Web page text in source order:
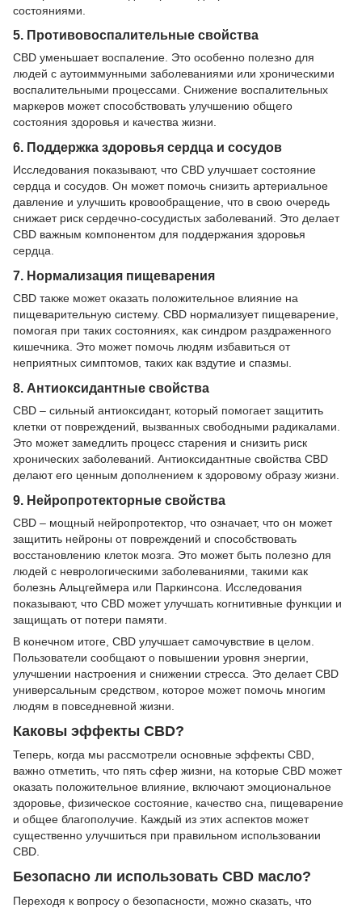
состояниями.
5. Противовоспалительные свойства
CBD уменьшает воспаление. Это особенно полезно для
людей с аутоиммунными заболеваниями или хроническими
воспалительными процессами. Снижение воспалительных
маркеров может способствовать улучшению общего
состояния здоровья и качества жизни.
6. Поддержка здоровья сердца и сосудов
Исследования показывают, что CBD улучшает состояние
сердца и сосудов. Он может помочь снизить артериальное
давление и улучшить кровообращение, что в свою очередь
снижает риск сердечно-сосудистых заболеваний. Это делает
CBD важным компонентом для поддержания здоровья
сердца.
7. Нормализация пищеварения
CBD также может оказать положительное влияние на
пищеварительную систему. CBD нормализует пищеварение,
помогая при таких состояниях, как синдром раздраженного
кишечника. Это может помочь людям избавиться от
неприятных симптомов, таких как вздутие и спазмы.
8. Антиоксидантные свойства
CBD – сильный антиоксидант, который помогает защитить
клетки от повреждений, вызванных свободными радикалами.
Это может замедлить процесс старения и снизить риск
хронических заболеваний. Антиоксидантные свойства CBD
делают его ценным дополнением к здоровому образу жизни.
9. Нейропротекторные свойства
CBD – мощный нейропротектор, что означает, что он может
защитить нейроны от повреждений и способствовать
восстановлению клеток мозга. Это может быть полезно для
людей с неврологическими заболеваниями, такими как
болезнь Альцгеймера или Паркинсона. Исследования
показывают, что CBD может улучшать когнитивные функции и
защищать от потери памяти.
В конечном итоге, CBD улучшает самочувствие в целом.
Пользователи сообщают о повышении уровня энергии,
улучшении настроения и снижении стресса. Это делает CBD
универсальным средством, которое может помочь многим
людям в повседневной жизни.
Каковы эффекты CBD?
Теперь, когда мы рассмотрели основные эффекты CBD,
важно отметить, что пять сфер жизни, на которые CBD может
оказать положительное влияние, включают эмоциональное
здоровье, физическое состояние, качество сна, пищеварение
и общее благополучие. Каждый из этих аспектов может
существенно улучшиться при правильном использовании
CBD.
Безопасно ли использовать CBD масло?
Переходя к вопросу о безопасности, можно сказать, что